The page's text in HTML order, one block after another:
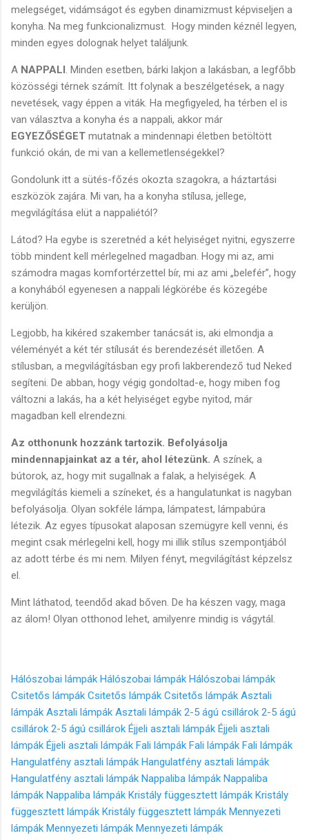
melegséget, vidámságot és egyben dinamizmust képviseljen a
konyha. Na meg funkcionalizmust. Hogy minden kéznél legyen,
minden egyes dolognak helyet találjunk.
A NAPPALI . Minden esetben, bárki lakjon a lakásban, a legfőbb
közösségi térnek számít. Itt folynak a beszélgetések, a nagy
nevetések, vagy éppen a viták. Ha megfigyeled, ha térben el is
van választva a konyha és a nappali, akkor már
EGYEZŐSÉGET mutatnak a mindennapi életben betöltött
funkció okán, de mi van a kellemetlenségekkel?
Gondolunk itt a sütés-főzés okozta szagokra, a háztartási
eszközök zajára. Mi van, ha a konyha stílusa, jellege,
megvilágítása elüt a nappaliétól?
Látod? Ha egybe is szeretnéd a két helyiséget nyitni, egyszerre
több mindent kell mérlegelned magadban. Hogy mi az, ami
számodra magas komfortérzettel bír, mi az ami „belefér”, hogy
a konyhából egyenesen a nappali légkörébe és közegébe
kerüljön.
Legjobb, ha kikéred szakember tanácsát is, aki elmondja a
véleményét a két tér stílusát és berendezését illetően. A
stílusban, a megvilágításban egy profi lakberendező tud Neked
segíteni. De abban, hogy végig gondoltad-e, hogy miben fog
változni a lakás, ha a két helyiséget egybe nyitod, már
magadban kell elrendezni.
Az otthonunk hozzánk tartozik. Befolyásolja
mindennapjainkat az a tér, ahol létezünk. A színek, a
bútorok, az, hogy mit sugallnak a falak, a helyiségek. A
megvilágítás kiemeli a színeket, és a hangulatunkat is nagyban
befolyásolja. Olyan sokféle lámpa, lámpatest, lámpabúra
létezik. Az egyes típusokat alaposan szemügyre kell venni, és
megint csak mérlegelni kell, hogy mi illik stílus szempontjából
az adott térbe és mi nem. Milyen fényt, megvilágítást képzelsz
el.
Mint láthatod, teendőd akad bőven. De ha készen vagy, maga
az álom! Olyan otthonod lehet, amilyenre mindig is vágytál.
Hálószobai lámpák Hálószobai lámpák Hálószobai lámpák
Csitetős lámpák Csitetős lámpák Csitetős lámpák Asztali
lámpák Asztali lámpák Asztali lámpák 2-5 ágú csillárok 2-5 ágú
csillárok 2-5 ágú csillárok Éjjeli asztali lámpák Éjjeli asztali
lámpák Éjjeli asztali lámpák Fali lámpák Fali lámpák Fali lámpák
Hangulatfény asztali lámpák Hangulatfény asztali lámpák
Hangulatfény asztali lámpák Nappaliba lámpák Nappaliba
lámpák Nappaliba lámpák Kristály függesztett lámpák Kristály
függesztett lámpák Kristály függesztett lámpák Mennyezeti
lámpák Mennyezeti lámpák Mennyezeti lámpák